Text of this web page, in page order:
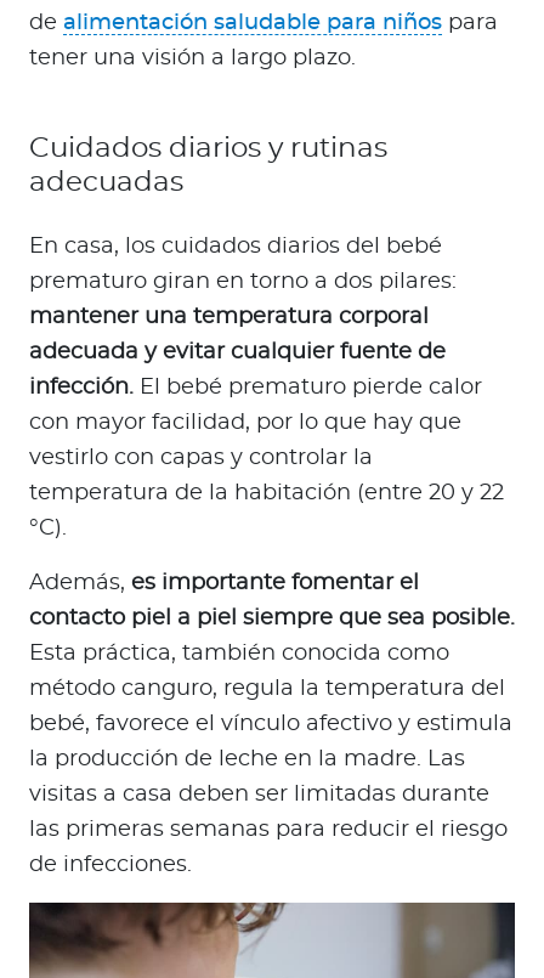
de alimentación saludable para niños para
tener una visión a largo plazo.
Cuidados diarios y rutinas
adecuadas
En casa, los cuidados diarios del bebé
prematuro giran en torno a dos pilares:
mantener una temperatura corporal
adecuada y evitar cualquier fuente de
infección. El bebé prematuro pierde calor
con mayor facilidad, por lo que hay que
vestirlo con capas y controlar la
temperatura de la habitación (entre 20 y 22
°C).
Además, es importante fomentar el
contacto piel a piel siempre que sea posible.
Esta práctica, también conocida como
método canguro, regula la temperatura del
bebé, favorece el vínculo afectivo y estimula
la producción de leche en la madre. Las
visitas a casa deben ser limitadas durante
las primeras semanas para reducir el riesgo
de infecciones.